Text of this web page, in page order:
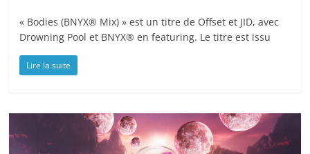
« Bodies (BNYX® Mix) » est un titre de Offset et JID, avec
Drowning Pool et BNYX® en featuring. Le titre est issu
Lire la suite